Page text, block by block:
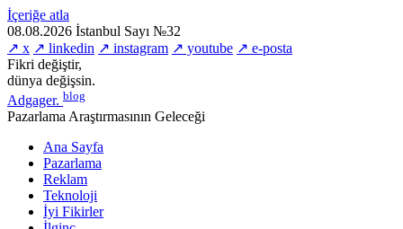
İçeriğe atla
08.08.2026 İstanbul Sayı №32
↗ x ↗ linkedin ↗ instagram ↗ youtube ↗ e-posta
Fikri değiştir,
dünya değişsin.
Adgager. blog
Pazarlama Araştırmasının Geleceği
Ana Sayfa
Pazarlama
Reklam
Teknoloji
İyi Fikirler